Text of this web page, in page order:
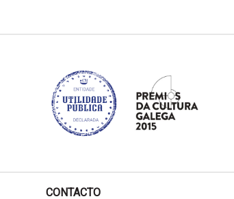
CONTACTO